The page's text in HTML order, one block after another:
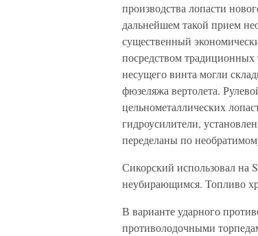
производства лопасти
дальнейшем такой прием
существенный
посредством традиционных
несущего винта могли
фюзеляжа вертолета.
цельнометаллических
гидроусилители,
переделаны по
Сикорский использовал на
неубирающимся. Топливо
В варианте ударного
противолодочными